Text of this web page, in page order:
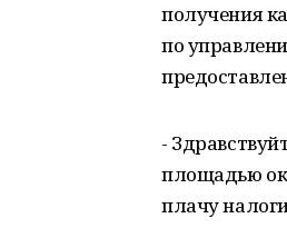
получения
по
-
площадью
плачу